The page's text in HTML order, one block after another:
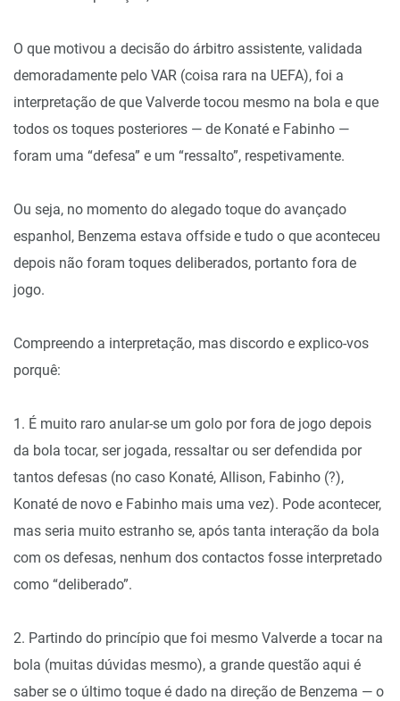
O que motivou a decisão do árbitro assistente, validada
demoradamente pelo VAR (coisa rara na UEFA), foi a
interpretação de que Valverde tocou mesmo na bola e que
todos os toques posteriores — de Konaté e Fabinho —
foram uma “defesa” e um “ressalto”, respetivamente.
Ou seja, no momento do alegado toque do avançado
espanhol, Benzema estava offside e tudo o que aconteceu
depois não foram toques deliberados, portanto fora de
jogo.
Compreendo a interpretação, mas discordo e explico-vos
porquê:
1. É muito raro anular-se um golo por fora de jogo depois
da bola tocar, ser jogada, ressaltar ou ser defendida por
tantos defesas (no caso Konaté, Allison, Fabinho (?),
Konaté de novo e Fabinho mais uma vez). Pode acontecer,
mas seria muito estranho se, após tanta interação da bola
com os defesas, nenhum dos contactos fosse interpretado
como “deliberado”.
2. Partindo do princípio que foi mesmo Valverde a tocar na
bola (muitas dúvidas mesmo), a grande questão aqui é
saber se o último toque é dado na direção de Benzema — o